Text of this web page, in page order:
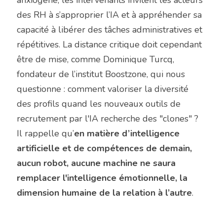
des RH à s’approprier l’IA et à appréhender sa
capacité à libérer des tâches administratives et
répétitives. La distance critique doit cependant
être de mise, comme Dominique Turcq,
fondateur de l’institut Boostzone, qui nous
questionne : comment valoriser la diversité
des profils quand les nouveaux outils de
recrutement par l'IA recherche des "clones" ?
Il rappelle qu’en matière d’intelligence
artificielle et de compétences de demain,
aucun robot, aucune machine ne saura
remplacer l'intelligence émotionnelle, la
dimension humaine de la relation à l’autre.